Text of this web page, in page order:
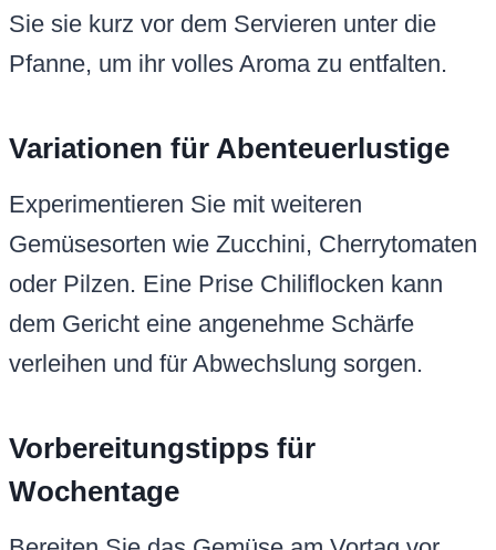
Sie sie kurz vor dem Servieren unter die
Pfanne, um ihr volles Aroma zu entfalten.
Variationen für Abenteuerlustige
Experimentieren Sie mit weiteren
Gemüsesorten wie Zucchini, Cherrytomaten
oder Pilzen. Eine Prise Chiliflocken kann
dem Gericht eine angenehme Schärfe
verleihen und für Abwechslung sorgen.
Vorbereitungstipps für
Wochentage